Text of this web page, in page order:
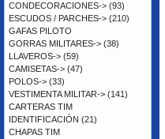
CONDECORACIONES-> (93)
ESCUDOS / PARCHES-> (210)
GAFAS PILOTO
GORRAS MILITARES-> (38)
LLAVEROS-> (59)
CAMISETAS-> (47)
POLOS-> (33)
VESTIMENTA MILITAR-> (141)
CARTERAS TIM
IDENTIFICACIÓN (21)
CHAPAS TIM